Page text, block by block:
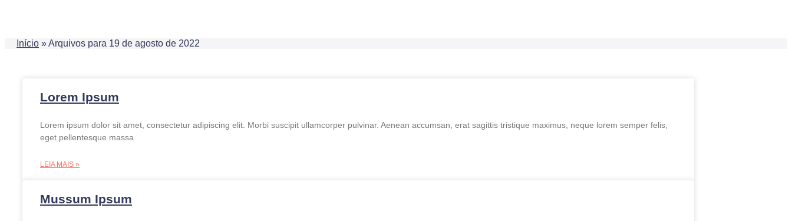
Início »Arquivos para 19 de agosto de 2022
Lorem Ipsum
Lorem ipsum dolor sit amet, consectetur adipiscing elit. Morbi suscipit ullamcorper pulvinar. Aenean accumsan, erat sagittis tristique maximus, neque lorem semper felis,
eget pellentesque massa
LEIA MAIS »
Mussum Ipsum